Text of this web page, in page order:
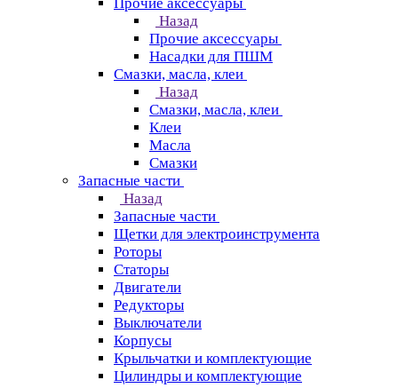
Назад
Прочие аксессуары
Насадки для ПШМ
Смазки, масла, клеи
Назад
Смазки, масла, клеи
Клеи
Масла
Смазки
Запасные части
Назад
Запасные части
Щетки для электроинструмента
Роторы
Статоры
Двигатели
Редукторы
Выключатели
Корпусы
Крыльчатки и комплектующие
Цилиндры и комплектующие